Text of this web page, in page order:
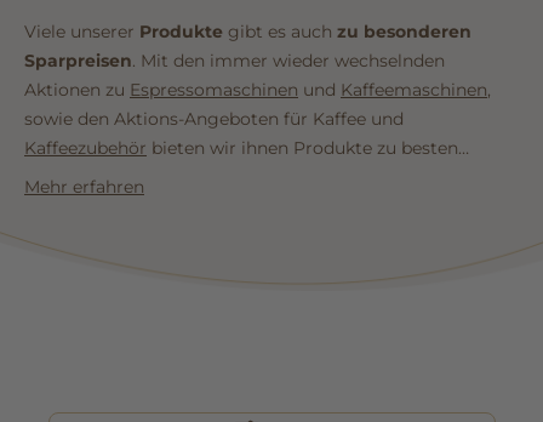
Viele unserer Produkte gibt es auch zu besonderen
Sparpreisen. Mit den immer wieder wechselnden
Aktionen zu Espressomaschinen und Kaffeemaschinen,
sowie den Aktions-Angeboten für Kaffee und
Kaffeezubehör
Preisen an. Mit unserer Rubrik
funktionsfähig sind, aber vielleicht kleinere optische
Mängel haben. Alle Produkte sind von uns vorab
Möglichkeit um Geld zu sparen.
Mehr erfahren